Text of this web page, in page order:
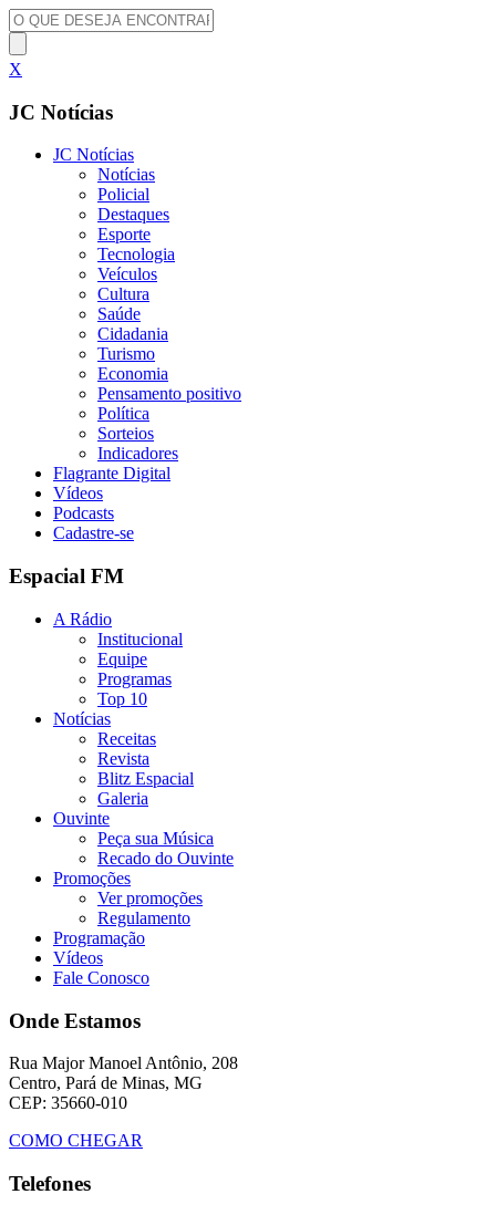
X
JC Notícias
JC Notícias
Notícias
Policial
Destaques
Esporte
Tecnologia
Veículos
Cultura
Saúde
Cidadania
Turismo
Economia
Pensamento positivo
Política
Sorteios
Indicadores
Flagrante Digital
Vídeos
Podcasts
Cadastre-se
Espacial FM
A Rádio
Institucional
Equipe
Programas
Top 10
Notícias
Receitas
Revista
Blitz Espacial
Galeria
Ouvinte
Peça sua Música
Recado do Ouvinte
Promoções
Ver promoções
Regulamento
Programação
Vídeos
Fale Conosco
Onde Estamos
Rua Major Manoel Antônio, 208
Centro, Pará de Minas, MG
CEP: 35660-010
COMO CHEGAR
Telefones